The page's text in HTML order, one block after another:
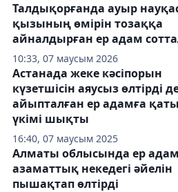
10:33, 07 маусым 2026
Талдықорғанда ауыр
қызының өмірін тозаққа
айналдырған ер адам
16:40, 07 маусым 2025
Астанада жеке кәсіпорын
күзетшісін аяусыз өлтірді
айыпталған ер адамға
үкімі шықты
Алматы облысында ер адам
азаматтық некедегі әйелін
пышақтап өлтірді